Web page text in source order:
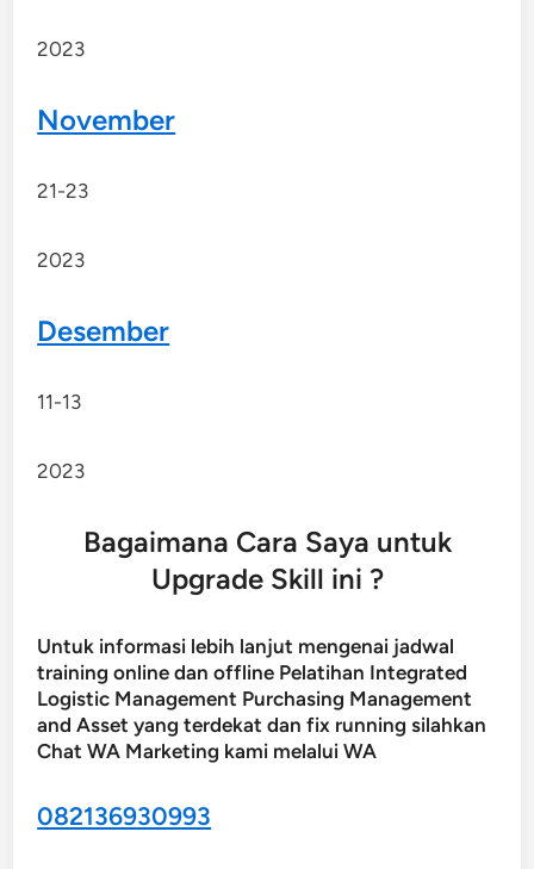
2023
November
21-23
2023
Desember
11-13
2023
Bagaimana Cara Saya untuk
Upgrade Skill ini ?
Untuk informasi lebih lanjut mengenai jadwal
training online dan offline Pelatihan Integrated
Logistic Management Purchasing Management
and Asset yang terdekat dan fix running silahkan
Chat WA Marketing kami melalui WA
082136930993